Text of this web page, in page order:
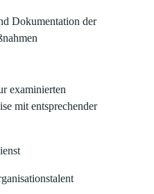
Dokumentation der
examinierten
mit entsprechender